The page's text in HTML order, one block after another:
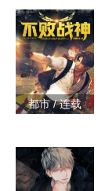
都市 / 连载